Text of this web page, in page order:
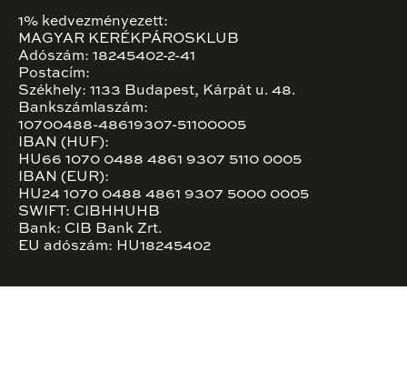
1% kedvezményezett:
MAGYAR KERÉKPÁROSKLUB
Adószám: 18245402-2-41
Postacím:
Székhely: 1133 Budapest, Kárpát u. 48.
Bankszámlaszám:
10700488-48619307-51100005
IBAN (HUF):
HU66 1070 0488 4861 9307 5110 0005
IBAN (EUR):
HU24 1070 0488 4861 9307 5000 0005
SWIFT: CIBHHUHB
Bank: CIB Bank Zrt.
EU adószám: HU18245402